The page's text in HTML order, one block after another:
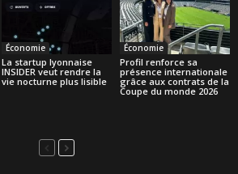
Économie
La startup lyonnaise
INSIDER veut rendre la
vie nocturne plus lisible
Économie
Profil renforce sa
présence internationale
grâce aux contrats de la
Coupe du monde 2026